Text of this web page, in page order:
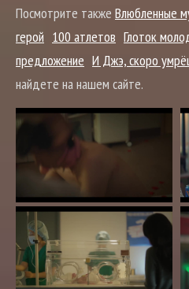
Посмотрите также Влюбленные
герой 100 атлетов Глоток
предложение И Джэ, скоро
найдете на нашем сайте.